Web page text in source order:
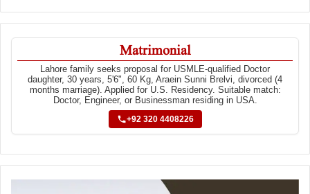
Matrimonial
Lahore family seeks proposal for USMLE-qualified Doctor
daughter, 30 years, 5'6", 60 Kg, Araein Sunni Brelvi, divorced (4
months marriage). Applied for U.S. Residency. Suitable match:
Doctor, Engineer, or Businessman residing in USA.
+92 320 4408226